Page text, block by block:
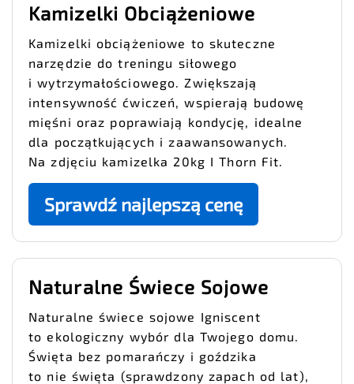
Kamizelki Obciążeniowe
Kamizelki obciążeniowe to skuteczne
narzędzie do treningu siłowego
i wytrzymałościowego. Zwiększają
intensywność ćwiczeń, wspierają budowę
mięśni oraz poprawiają kondycję, idealne
dla początkujących i zaawansowanych.
Na zdjęciu kamizelka 20kg I Thorn Fit.
Sprawdź najlepszą cenę
Naturalne Świece Sojowe
Naturalne świece sojowe Igniscent
to ekologiczny wybór dla Twojego domu.
Święta bez pomarańczy i goździka
to nie święta (sprawdzony zapach od lat),